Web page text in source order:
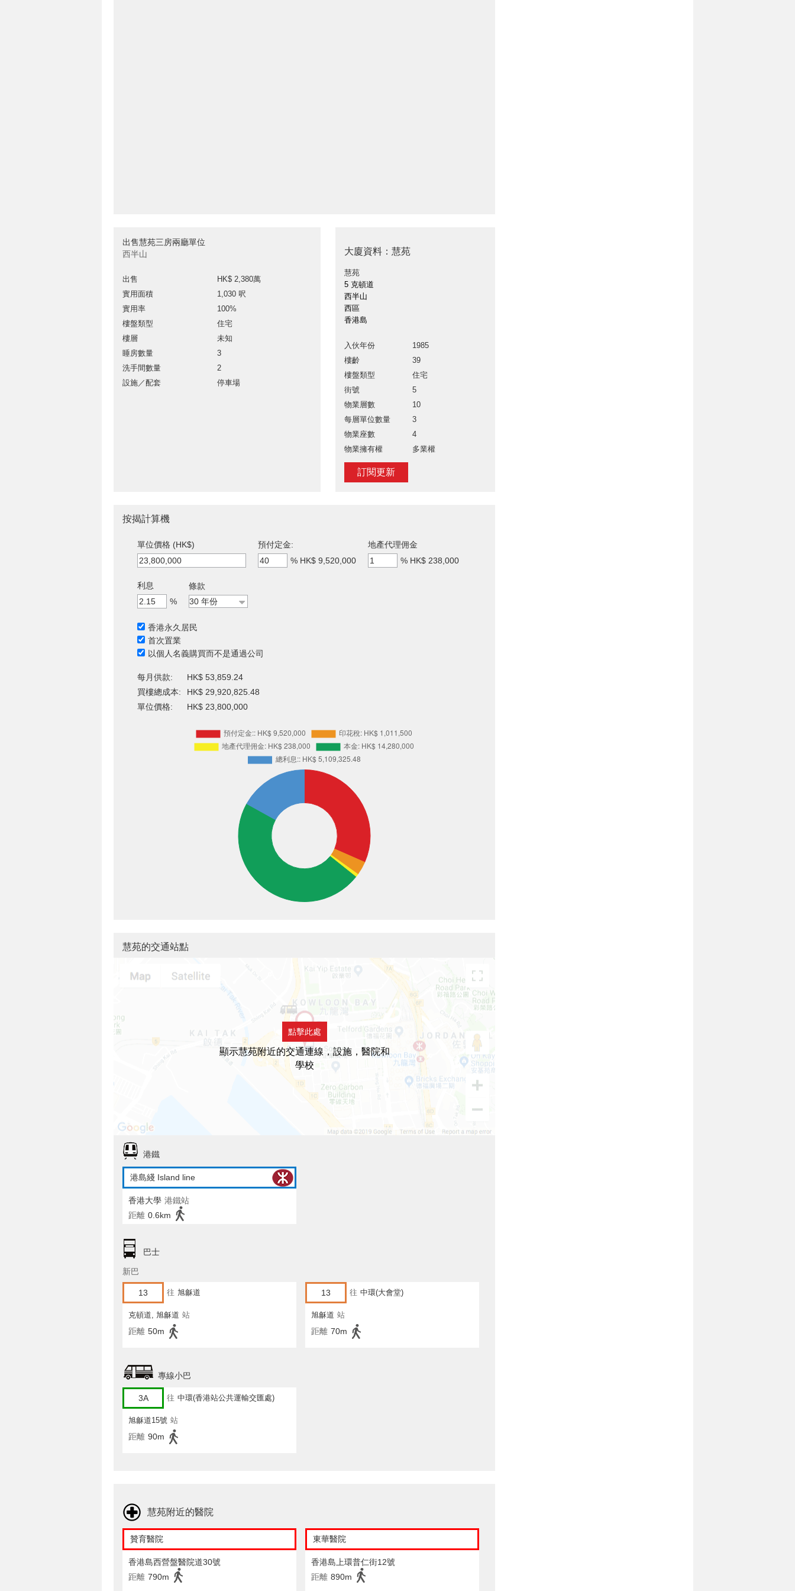
出售慧苑三房兩廳單位
西半山
出售
HK$ 2,380萬
實用面積
1,030 呎
實用率
100%
樓盤類型
住宅
樓層
未知
睡房數量
3
洗手間數量
2
設施／配套
停車場
大廈資料：慧苑
慧苑
5 克頓道
西半山
西區
香港島
入伙年份
1985
樓齡
39
樓盤類型
住宅
街號
5
物業層數
10
每層單位數量
3
物業座數
4
物業擁有權
多業權
訂閱更新
按揭計算機
單位價格 (HK$)
預付定金:
% HK$ 9,520,000
地產代理佣金
% HK$ 238,000
利息
%
條款
香港永久居民
首次置業
以個人名義購買而不是通過公司
每月供款:
HK$ 53,859.24
買樓總成本:
HK$ 29,920,825.48
單位價格:
HK$ 23,800,000
慧苑的交通站點
點擊此處
顯示慧苑附近的交通連線，設施，醫院和
學校
港鐵
港島綫 Island line
香港大學 港鐵站
距離 0.6km
巴士
新巴
13 往 旭龢道
克頓道, 旭龢道 站
距離 50m
13 往 中環(大會堂)
旭龢道 站
距離 70m
專線小巴
3A 往 中環(香港站公共運輸交匯處)
旭龢道15號 站
距離 90m
慧苑附近的醫院
贊育醫院
香港島西營盤醫院道30號
距離 790m
東華醫院
香港島上環普仁街12號
距離 890m